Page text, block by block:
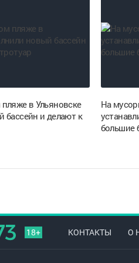
в Ульяновске
бассейн и делают к
На
большие
18+ КОНТАКТЫ О